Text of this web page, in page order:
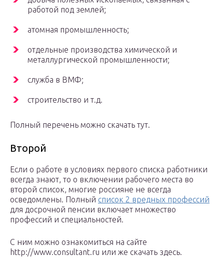
работой под землей;
атомная промышленность;
отдельные производства химической и
металлургической промышленности;
служба в ВМФ;
строительство и т.д.
Полный перечень можно скачать тут.
Второй
Если о работе в условиях первого списка работники
всегда знают, то о включении рабочего места во
второй список, многие россияне не всегда
осведомлены. Полный список 2 вредных профессий
для досрочной пенсии включает множество
профессий и специальностей.
С ним можно ознакомиться на сайте
http://www.consultant.ru или же скачать здесь.